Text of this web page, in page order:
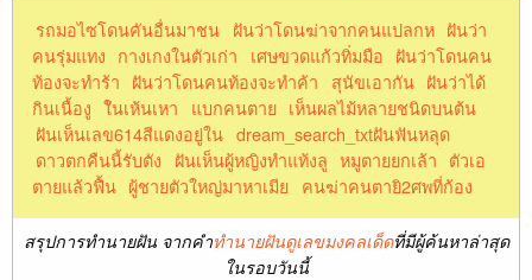
รถมอไซโดนคันอื่นมาชน ฝันว่าโดนฆ่าจากคนแปลกห ฝันว่า
คนรุ่มแทง กางเกงในตัวเก่า เศษขวดแก้วทิ่มมือ ฝันว่าโดนคน
ท้องจะทำร้า ฝันว่าโดนคนท้องจะทำค้า สุนัขเอากัน ฝันว่าได้
กินเนื้องู ใันเห้นเหา แบกคนตาย เห็นผลไม้หลายชนิดบนต้น
ฝันเห็นเลข614สีแดงอยู่ใน dream_search_txtฝันฟันหลุด
ดาวตกคืนนี้รับตัง
ฝันเห็นผู้หญิงทำแท้งลู หมูตายยกเล้า ตัวเอ
ตายแล้วฟื้น ผู้ชายตัวใหญ่มาหาเมีย คนฆ่าคนตายิ2ศพที่ก้อง
สรุปการทำนายฝัน จากคำทำนายฝันดูเลขมงคลเด็ดที่มีผู้ค้นหาล่าสุด
ในรอบวันนี้